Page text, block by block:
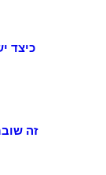
כיצד
זה